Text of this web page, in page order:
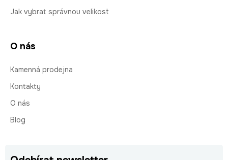
Jak vybrat správnou velikost
O nás
Kamenná prodejna
Kontakty
O nás
Blog